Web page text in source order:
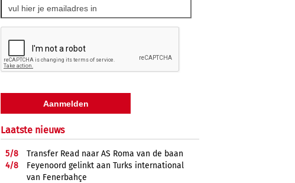
Laatste nieuws
5/8
Transfer Read naar AS Roma van de baan
4/8
Feyenoord gelinkt aan Turks international
van Fenerbahçe